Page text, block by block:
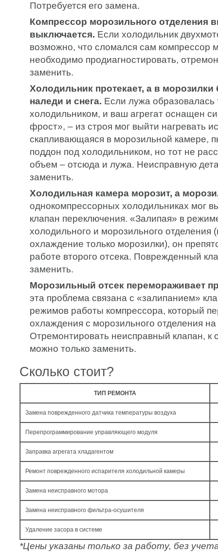
Потребуется его замена.
Компрессор морозильного отделения
выключается. Если холодильник
возможно, что сломался сам компрессор
необходимо продиагностировать,
заменить.
Холодильник протекает, а в
наледи и снега. Если лужа образовалась
холодильником, и ваш агрегат оснащен
фрост», – из строя мог выйти нагревать
скапливающаяся в морозильной камере,
поддон под холодильником, но тот не
объем – отсюда и лужа. Неисправную
заменить.
Холодильная камера морозит, а
однокомпрессорных холодильниках мог
клапан переключения. «Залипая» в
холодильного и морозильного отделения
охлаждение только морозилки), он
работе второго отсека. Поврежденный
заменить.
Морозильный отсек перемораживает
эта проблема связана с «залипанием»
режимов работы компрессора, который
охлаждения с морозильного отделения
Отремонтировать неисправный клапан, к
можно только заменить.
Сколько стоит?
ТИП РЕМОНТА
Замена поврежденного датчика температуры воздуха
Перепрограммирование управляющего модуля
Заправка агрегата хладагентом
Ремонт поврежденного испарителя холодильной камеры
Замена неисправного мотора
Замена неисправного фильтра-осушителя
Удаление засора в системе
*Цены указаны только за работу, без